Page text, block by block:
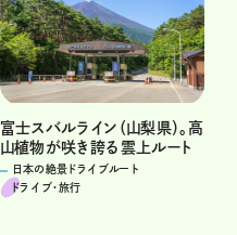
富士スバルライン（山梨県）。高
山植物が咲き誇る雲上ルート
日本の絶景ドライブルート
ドライブ･旅行